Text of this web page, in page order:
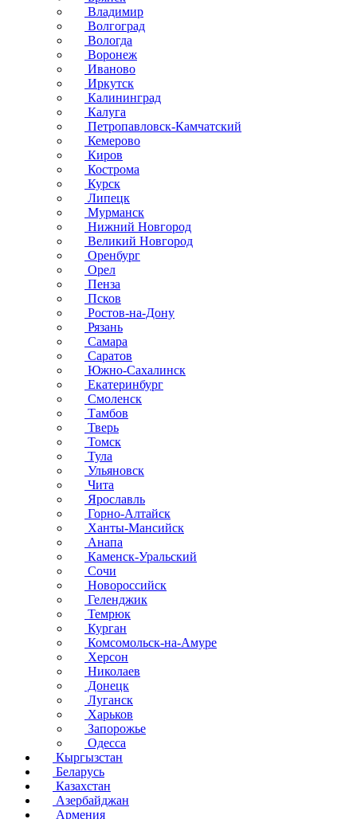
Владимир
Волгоград
Вологда
Воронеж
Иваново
Иркутск
Калининград
Калуга
Петропавловск-Камчатский
Кемерово
Киров
Кострома
Курск
Липецк
Мурманск
Нижний Новгород
Великий Новгород
Оренбург
Орел
Пенза
Псков
Ростов-на-Дону
Рязань
Самара
Саратов
Южно-Сахалинск
Екатеринбург
Смоленск
Тамбов
Тверь
Томск
Тула
Ульяновск
Чита
Ярославль
Горно-Алтайск
Ханты-Мансийск
Анапа
Каменск-Уральский
Сочи
Новороссийск
Геленджик
Темрюк
Курган
Комсомольск-на-Амуре
Херсон
Николаев
Донецк
Луганск
Харьков
Запорожье
Одесса
Кыргызстан
Беларусь
Казахстан
Азербайджан
Армения